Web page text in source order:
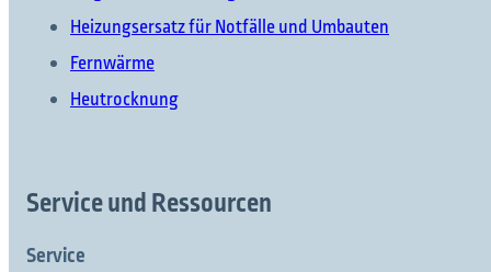
Heizungsersatz für Notfälle und Umbauten
Fernwärme
Heutrocknung
Service und Ressourcen
Service